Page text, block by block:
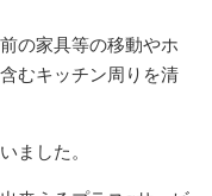
の家具等の移動やホ
むキッチン周りを清
ました。